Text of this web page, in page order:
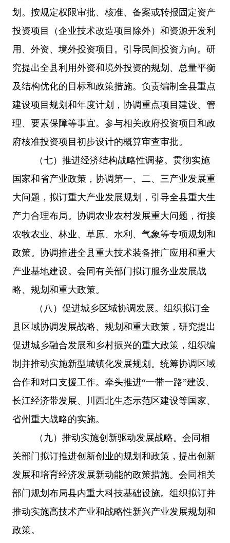
划。按规定权限审批、核准、备案或转报固定资产
投资项目（企业技术改造项目除外）和资源开发利
用、外资、境外投资项目。引导民间投资方向。研
究提出全县利用外资和境外投资的规划、总量平衡
及结构优化的目标和政策措施。负责编制全县重点
建设项目规划和年度计划，协调重点项目建设、管
理、要素保障等事宜。参与相关政府投资项目和政
府核准投资项目初步设计的概算审查审批。
（七）推进经济结构战略性调整。贯彻实施
国家和省产业政策，协调第一、二、三产业发展重
大问题，拟订重大产业发展规划，引导全县重大生
产力合理布局。协调农业农村发展重大问题，衔接
农牧农业、林业、草原、水利、气象等专项规划和
政策。协调推进全县重大技术装备推广应用和重大
产业基地建设。会同有关部门拟订服务业发展战
略、规划和重大政策。
（八）促进城乡区域协调发展。组织拟订全
县区域协调发展战略、规划和重大政策，研究提出
促进城乡融合发展和乡村振兴的重大政策，组织编
制并推动实施新型城镇化发展规划。统筹协调区域
合作和对口支援工作。牵头推进“一带一路”建设、
长江经济带发展、川西北生态示范区建设等国家、
省州重大战略的实施。
（九）推动实施创新驱动发展战略。会同相
关部门拟订推进创新创业的规划和政策，提出创新
发展和培育经济发展新动能的政策措施。会同相关
部门规划布局县内重大科技基础设施。组织拟订并
推动实施高技术产业和战略性新兴产业发展规划和
政策。